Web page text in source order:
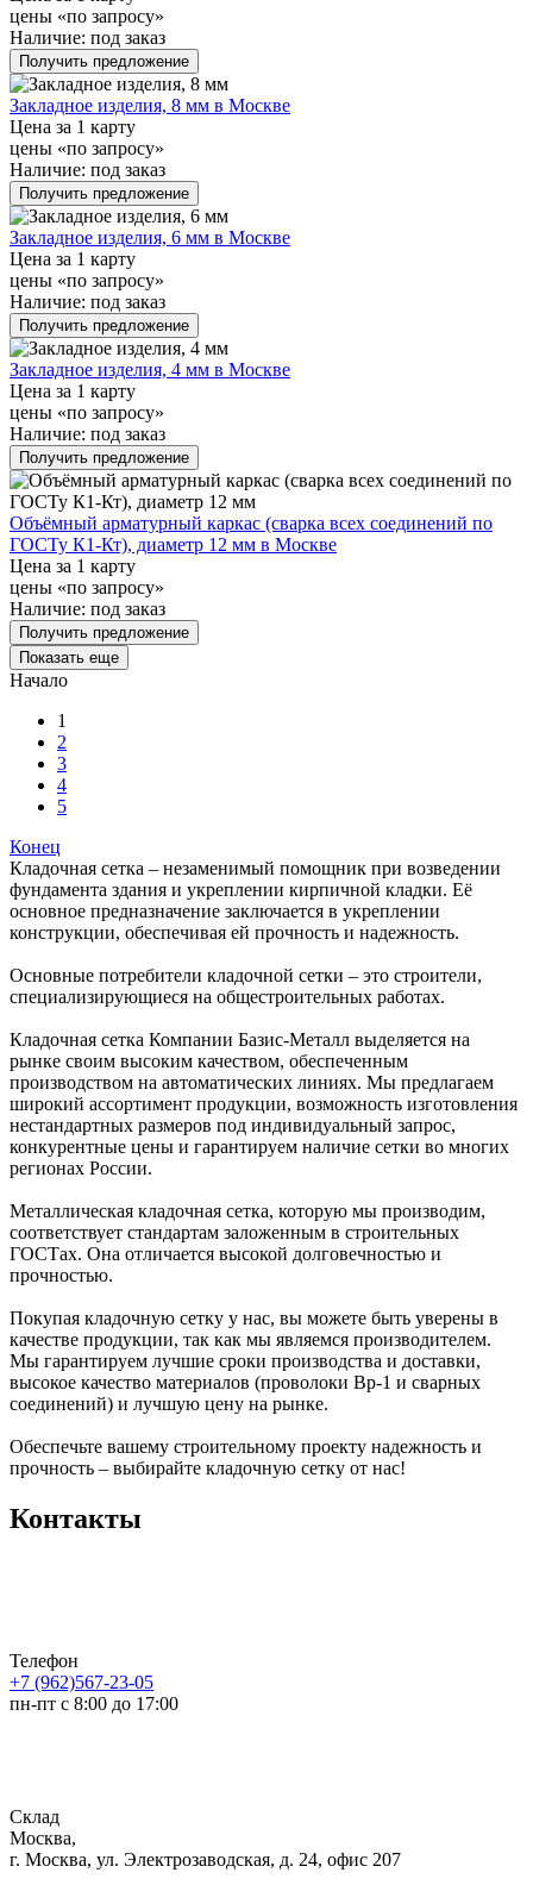
цены «по запросу»
Наличие: под заказ
Получить предложение
Закладное изделия, 8 мм в Москве
Цена за 1 карту
цены «по запросу»
Наличие: под заказ
Получить предложение
Закладное изделия, 6 мм в Москве
Цена за 1 карту
цены «по запросу»
Наличие: под заказ
Получить предложение
Закладное изделия, 4 мм в Москве
Цена за 1 карту
цены «по запросу»
Наличие: под заказ
Получить предложение
Объёмный арматурный каркас (сварка всех соединений по
ГОСТу К1-Кт), диаметр 12 мм в Москве
Цена за 1 карту
цены «по запросу»
Наличие: под заказ
Получить предложение
Показать еще
Начало
1
2
3
4
5
Конец
Кладочная сетка – незаменимый помощник при возведении
фундамента здания и укреплении кирпичной кладки. Её
основное предназначение заключается в укреплении
конструкции, обеспечивая ей прочность и надежность.
Основные потребители кладочной сетки – это строители,
специализирующиеся на общестроительных работах.
Кладочная сетка Компании Базис-Металл выделяется на
рынке своим высоким качеством, обеспеченным
производством на автоматических линиях. Мы предлагаем
широкий ассортимент продукции, возможность изготовления
нестандартных размеров под индивидуальный запрос,
конкурентные цены и гарантируем наличие сетки во многих
регионах России.
Металлическая кладочная сетка, которую мы производим,
соответствует стандартам заложенным в строительных
ГОСТах. Она отличается высокой долговечностью и
прочностью.
Покупая кладочную сетку у нас, вы можете быть уверены в
качестве продукции, так как мы являемся производителем.
Мы гарантируем лучшие сроки производства и доставки,
высокое качество материалов (проволоки Вр-1 и сварных
соединений) и лучшую цену на рынке.
Обеспечьте вашему строительному проекту надежность и
прочность – выбирайте кладочную сетку от нас!
Контакты
Телефон
+7 (962)567-23-05
пн-пт с 8:00 до 17:00
Склад
Москва,
г. Москва, ул. Электрозаводская, д. 24, офис 207